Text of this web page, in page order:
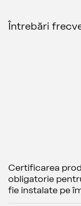
Întrebări
Certificarea
obligatorie
fie instalate pe